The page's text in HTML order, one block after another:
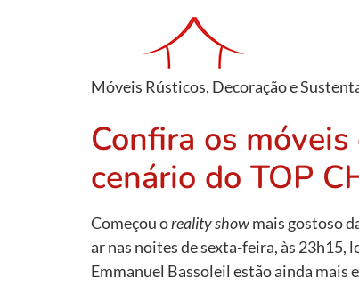
Móveis Rústicos, Decoração e
Confira os
cenário do TOP
Começou oreality showmais gostoso
ar nas noites de sexta-feira, às 23h15,
Emmanuel Bassoleil estão ainda mais